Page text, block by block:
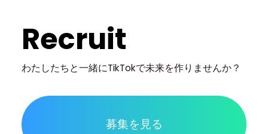
Recruit
わたしたちと一緒にTikTokで未来を作りませんか？
募集を見る